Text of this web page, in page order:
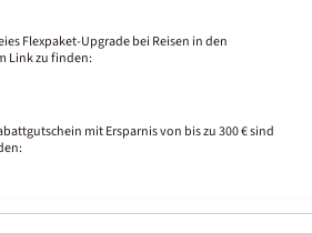
Flexpaket-Upgrade bei Reisen in den
Link zu finden:
mit Ersparnis von bis zu 300 € sind